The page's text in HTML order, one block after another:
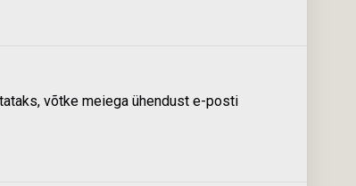
võtke meiega ühendust e-posti